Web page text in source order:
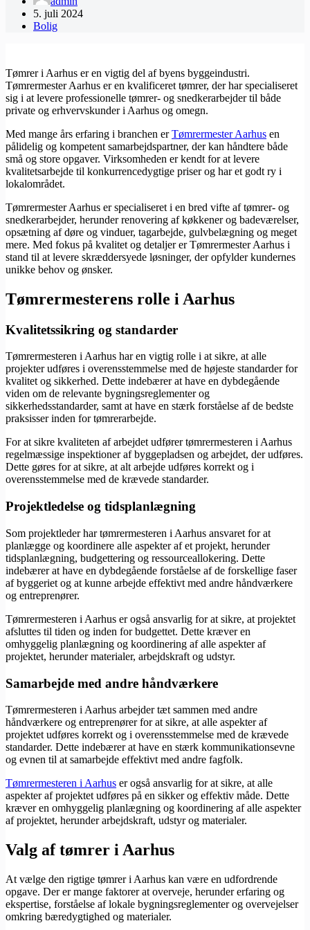
5. juli 2024
Bolig
Tømrer i Aarhus er en vigtig del af byens byggeindustri.
Tømrermester Aarhus er en kvalificeret tømrer, der har specialiseret
sig i at levere professionelle tømrer- og snedkerarbejder til både
private og erhvervskunder i Aarhus og omegn.
Med mange års erfaring i branchen erTømrermester Aarhus en
pålidelig og kompetent samarbejdspartner, der kan håndtere både
små og store opgaver. Virksomheden er kendt for at levere
kvalitetsarbejde til konkurrencedygtige priser og har et godt ry i
lokalområdet.
Tømrermester Aarhus er specialiseret i en bred vifte af tømrer- og
snedkerarbejder, herunder renovering af køkkener og badeværelser,
opsætning af døre og vinduer, tagarbejde, gulvbelægning og meget
mere. Med fokus på kvalitet og detaljer er Tømrermester Aarhus i
stand til at levere skræddersyede løsninger, der opfylder kundernes
unikke behov og ønsker.
Tømrermesterens rolle i Aarhus
Kvalitetssikring og standarder
Tømrermesteren i Aarhus har en vigtig rolle i at sikre, at alle
projekter udføres i overensstemmelse med de højeste standarder for
kvalitet og sikkerhed. Dette indebærer at have en dybdegående
viden om de relevante bygningsreglementer og
sikkerhedsstandarder, samt at have en stærk forståelse af de bedste
praksisser inden for tømrerarbejde.
For at sikre kvaliteten af arbejdet udfører tømrermesteren i Aarhus
regelmæssige inspektioner af byggepladsen og arbejdet, der udføres.
Dette gøres for at sikre, at alt arbejde udføres korrekt og i
overensstemmelse med de krævede standarder.
Projektledelse og tidsplanlægning
Som projektleder har tømrermesteren i Aarhus ansvaret for at
planlægge og koordinere alle aspekter af et projekt, herunder
tidsplanlægning, budgettering og ressourceallokering. Dette
indebærer at have en dybdegående forståelse af de forskellige faser
af byggeriet og at kunne arbejde effektivt med andre håndværkere
og entreprenører.
Tømrermesteren i Aarhus er også ansvarlig for at sikre, at projektet
afsluttes til tiden og inden for budgettet. Dette kræver en
omhyggelig planlægning og koordinering af alle aspekter af
projektet, herunder materialer, arbejdskraft og udstyr.
Samarbejde med andre håndværkere
Tømrermesteren i Aarhus arbejder tæt sammen med andre
håndværkere og entreprenører for at sikre, at alle aspekter af
projektet udføres korrekt og i overensstemmelse med de krævede
standarder. Dette indebærer at have en stærk kommunikationsevne
og evnen til at samarbejde effektivt med andre fagfolk.
Tømrermesteren i Aarhus er også ansvarlig for at sikre, at alle
aspekter af projektet udføres på en sikker og effektiv måde. Dette
kræver en omhyggelig planlægning og koordinering af alle aspekter
af projektet, herunder arbejdskraft, udstyr og materialer.
Valg af tømrer i Aarhus
At vælge den rigtige tømrer i Aarhus kan være en udfordrende
opgave. Der er mange faktorer at overveje, herunder erfaring og
ekspertise, forståelse af lokale bygningsreglementer og overvejelser
omkring bæredygtighed og materialer.